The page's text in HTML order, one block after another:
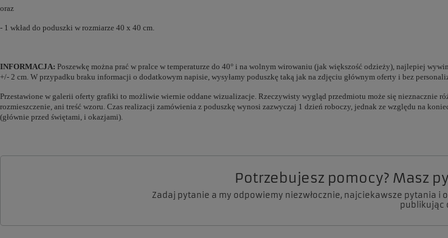
oraz
- 1 wkład do poduszki w rozmiarze 40 x 40 cm.
INFORMACJA: Poszewkę można prać w pralce w temperaturze do 40° i na wolnym wirowaniu (jak większość odzieży), najlepiej
+/- 2 cm. W przypadku braku informacji o dodatkowym napisie, wysyłamy poduszkę taką jak na zdjęciu głównym oferty i bez
Przestawione w galerii oferty grafiki to możliwie wiernie oddane wizualizacje. Rzeczywisty wygląd przedmiotu może się nieznacznie
rozmieszczenie, ani treść wzoru. Czas realizacji zamówienia z poduszkę wynosi zazwyczaj 1 dzień roboczy, jednak ze względu na
(głównie przed świętami, i okazjami).
Potrzebujesz pomocy? Masz
Zadaj pytanie a my odpowiemy niezwłocznie, najciekawsze pytania i
publikując